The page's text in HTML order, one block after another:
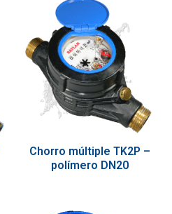
Chorro múltiple TK2P –
polímero DN20